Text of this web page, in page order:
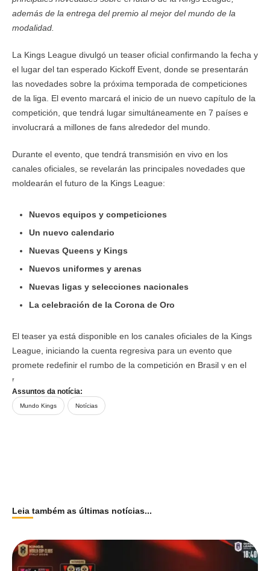
además de la entrega del premio al mejor del mundo de la
modalidad.
La Kings League divulgó un teaser oficial confirmando la fecha y
el lugar del tan esperado Kickoff Event, donde se presentarán
las novedades sobre la próxima temporada de competiciones
de la liga. El evento marcará el inicio de un nuevo capítulo de la
competición, que tendrá lugar simultáneamente en 7 países e
involucrará a millones de fans alrededor del mundo.
Durante el evento, que tendrá transmisión en vivo en los
canales oficiales, se revelarán las principales novedades que
moldearán el futuro de la Kings League:
Nuevos equipos y competiciones
Un nuevo calendario
Nuevas Queens y Kings
Nuevos uniformes y arenas
Nuevas ligas y selecciones nacionales
La celebración de la Corona de Oro
El teaser ya está disponible en los canales oficiales de la Kings
League, iniciando la cuenta regresiva para un evento que
promete redefinir el rumbo de la competición en Brasil y en el
mundo.
Assuntos da notícia:
Mundo Kings Notícias
Leia também as últimas notícias...